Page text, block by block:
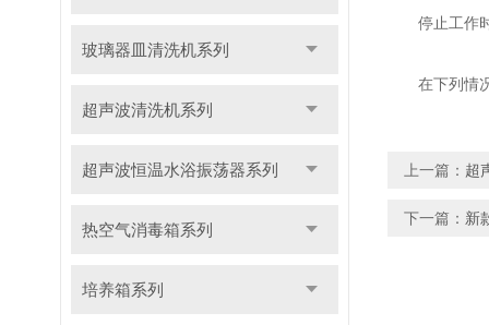
玻璃器皿清洗机系列
超声波清洗机系列
超声波恒温水浴振荡器系列
热空气消毒箱系列
培养箱系列
停止工作时
在下列情况
上一篇： 超
下一篇： 新